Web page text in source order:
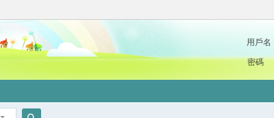
用戶名
密碼